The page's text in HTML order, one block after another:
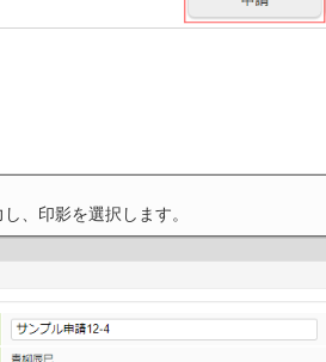
、印影を選択します。